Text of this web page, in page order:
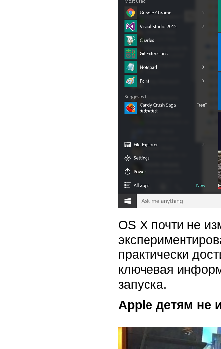
OS X почти не
практически
ключевая
запуска.
Apple детям не